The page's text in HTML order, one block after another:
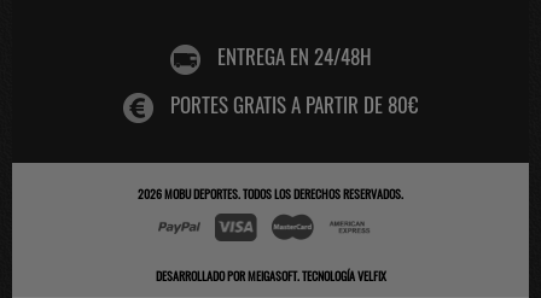
ENTREGA EN 24/48H
PORTES GRATIS A PARTIR DE 80€
2026MOBU DEPORTES. TODOS LOS DERECHOS RESERVADOS.
DESARROLLADO PORMEIGASOFT.TECNOLOGÍA VELFIX